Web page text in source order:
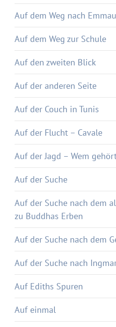
Auf dem Weg nach
Auf dem Weg zur Schule
Auf den zweiten Blick
Auf der anderen Seite
Auf der Couch in Tunis
Auf der Flucht – Cavale
Auf der Jagd – Wem
Auf der Suche
Auf der Suche nach dem
zu Buddhas Erben
Auf der Suche nach dem
Auf der Suche nach
Auf Ediths Spuren
Auf einmal